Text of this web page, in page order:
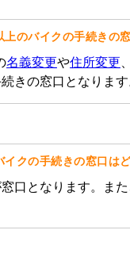
のバイクの手続きの
名義変更や住所変更
きの窓口となります
クの手続きの窓口は
窓口となります。ま